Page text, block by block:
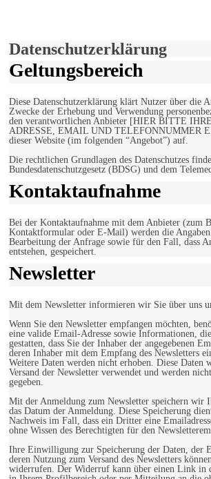
Datenschutzerklärung
Geltungsbereich
Diese Datenschutzerklärung klärt Nutzer über die
Zwecke der Erhebung und Verwendung
den verantwortlichen Anbieter [HIER BITTE
ADRESSE, EMAIL UND TELEFONNUMMER
dieser Website (im folgenden “Angebot”) auf.
Die rechtlichen Grundlagen des Datenschutzes
Bundesdatenschutzgesetz (BDSG) und dem
Kontaktaufnahme
Bei der Kontaktaufnahme mit dem Anbieter (zum
Kontaktformular oder E-Mail) werden die Angaben
Bearbeitung der Anfrage sowie für den Fall, dass
entstehen, gespeichert.
Newsletter
Mit dem Newsletter informieren wir Sie über uns
Wenn Sie den Newsletter empfangen möchten,
eine valide Email-Adresse sowie Informationen,
gestatten, dass Sie der Inhaber der angegebenen
deren Inhaber mit dem Empfang des Newsletters
Weitere Daten werden nicht erhoben. Diese Daten
Versand der Newsletter verwendet und werden
gegeben.
Mit der Anmeldung zum Newsletter speichern wir
das Datum der Anmeldung. Diese Speicherung
Nachweis im Fall, dass ein Dritter eine
ohne Wissen des Berechtigten für den
Ihre Einwilligung zur Speicherung der Daten, der
deren Nutzung zum Versand des Newsletters
widerrufen. Der Widerruf kann über einen Link in